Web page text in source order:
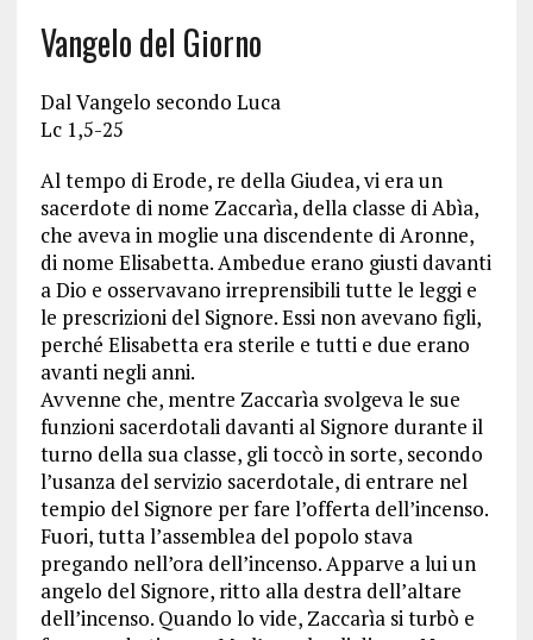
Vangelo del Giorno
Dal Vangelo secondo Luca
Lc 1,5-25
Al tempo di Erode, re della Giudea, vi era un
sacerdote di nome Zaccarìa, della classe di Abìa,
che aveva in moglie una discendente di Aronne,
di nome Elisabetta. Ambedue erano giusti davanti
a Dio e osservavano irreprensibili tutte le leggi e
le prescrizioni del Signore. Essi non avevano figli,
perché Elisabetta era sterile e tutti e due erano
avanti negli anni.
Avvenne che, mentre Zaccarìa svolgeva le sue
funzioni sacerdotali davanti al Signore durante il
turno della sua classe, gli toccò in sorte, secondo
l’usanza del servizio sacerdotale, di entrare nel
tempio del Signore per fare l’offerta dell’incenso.
Fuori, tutta l’assemblea del popolo stava
pregando nell’ora dell’incenso. Apparve a lui un
angelo del Signore, ritto alla destra dell’altare
dell’incenso. Quando lo vide, Zaccarìa si turbò e